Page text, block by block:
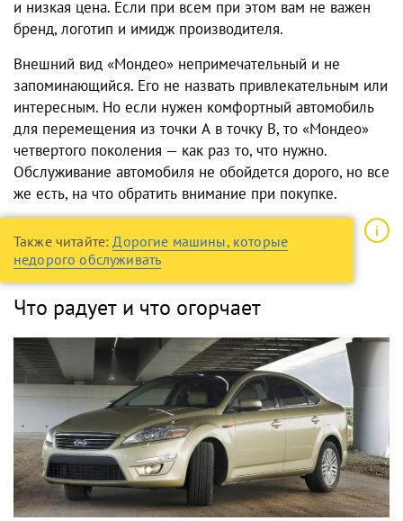
и низкая цена. Если при всем при этом вам не важен
бренд, логотип и имидж производителя.
Внешний вид «Мондео» непримечательный и не
запоминающийся. Его не назвать привлекательным или
интересным. Но если нужен комфортный автомобиль
для перемещения из точки А в точку В, то «Мондео»
четвертого поколения — как раз то, что нужно.
Обслуживание автомобиля не обойдется дорого, но все
же есть, на что обратить внимание при покупке.
Также читайте: Дорогие машины, которые
недорого обслуживать
Что радует и что огорчает